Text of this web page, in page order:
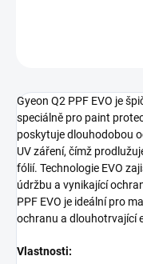
Gyeon Q2 PPF EVO je
speciálně pro paint
poskytuje dlouhodobou
UV záření, čímž
fólií. Technologie EVO
údržbu a vynikající
PPF EVO je ideální pro
ochranu a dlouhotrvající
Vlastnosti: